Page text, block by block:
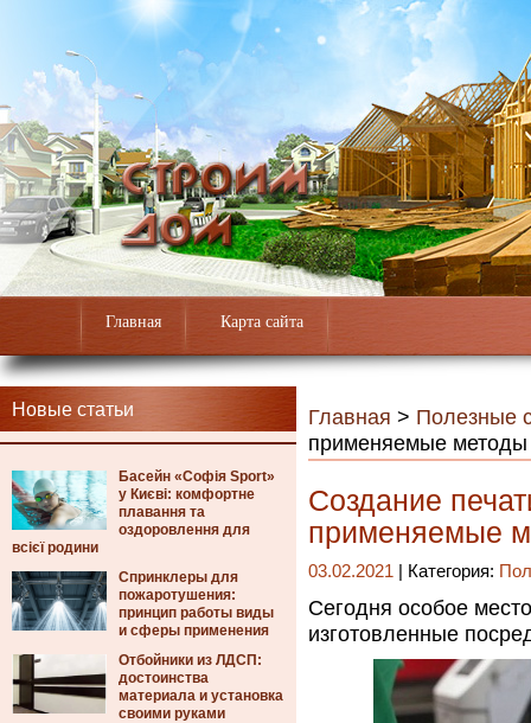
Главная Карта сайта
Новые статьи
Басейн «Софія Sport»
у Києві: комфортне
плавання та
оздоровлення для
всієї родини
Спринклеры для
пожаротушения:
принцип работы виды
и сферы применения
Отбойники из ЛДСП:
достоинства
материала и установка
своими руками
Главная > Полезные
применяемые методы
Создание
применяемые
03.02.2021 | Категория:
Сегодня особое
изготовленные